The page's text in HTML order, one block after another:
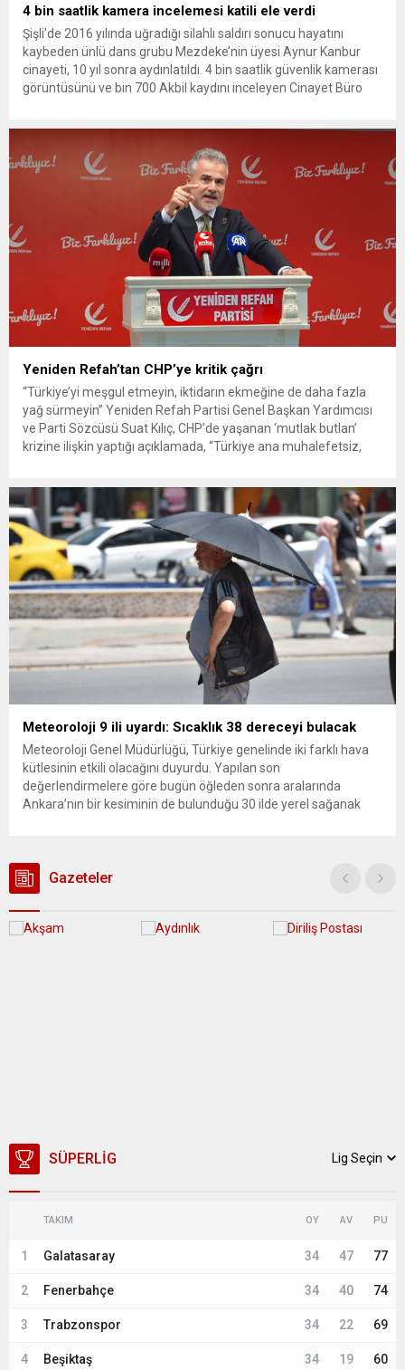
4 bin saatlik kamera incelemesi katili ele verdi
Şişli’de 2016 yılında uğradığı silahlı saldırı sonucu hayatını
kaybeden ünlü dans grubu Mezdeke’nin üyesi Aynur Kanbur
cinayeti, 10 yıl sonra aydınlatıldı. 4 bin saatlik güvenlik kamerası
görüntüsünü ve bin 700 Akbil kaydını inceleyen Cinayet Büro
Yeniden Refah’tan CHP’ye kritik çağrı
“Türkiye’yi meşgul etmeyin, iktidarın ekmeğine de daha fazla
yağ sürmeyin” Yeniden Refah Partisi Genel Başkan Yardımcısı
ve Parti Sözcüsü Suat Kılıç, CHP’de yaşanan ‘mutlak butlan’
krizine ilişkin yaptığı açıklamada, “Türkiye ana muhalefetsiz,
olun. Türkiye’yi...
Meteoroloji 9 ili uyardı: Sıcaklık 38 dereceyi bulacak
Meteoroloji Genel Müdürlüğü, Türkiye genelinde iki farklı hava
kütlesinin etkili olacağını duyurdu. Yapılan son
değerlendirmelere göre bugün öğleden sonra aralarında
Ankara’nın bir kesiminin de bulunduğu 30 ilde yerel sağanak
Gazeteler
SÜPERLIG Lig Seçin
TAKIM OY AV PU
1 Galatasaray 34 47 77
2 Fenerbahçe 34 40 74
3 Trabzonspor 34 22 69
4 Beşiktaş 34 19 60